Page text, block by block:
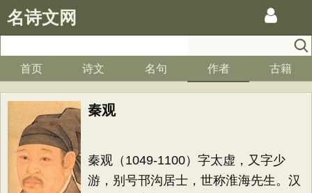
名诗文网
首页 诗文 名句 作者 古籍
秦观
秦观（1049-1100）字太虚，又字少
游，别号邗沟居士，世称淮海先生。汉